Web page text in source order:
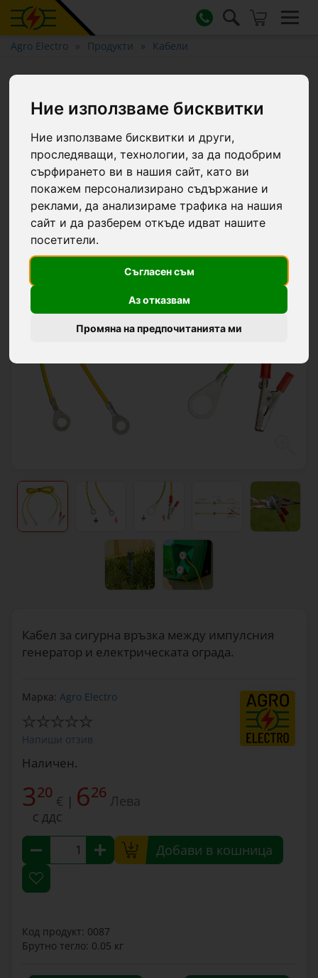
Ние използваме бисквитки
Ние използваме бисквитки и други,
проследяващи, технологии, за да подобрим
сърфирането ви в нашия сайт, като ви
покажем персонализирано съдържание и
реклами, да анализираме трафика на нашия
сайт и да разберем откъде идват нашите
посетители.
Съгласен съм
Аз отказвам
Промяна на предпочитанията ми
Agro Electro Продукти Кабели
импулсния генератор и
кабел за заземяване
Кабел за сигурна връзка между импулсния
генератор и електрическата ограда.
Марка: Agro Electro
Напиши отзив
Наличен.
320 € | 626 Лева
С ДДС
Добави в кошница
Код продукт: 0087
Брутно тегло: 0.05 кг